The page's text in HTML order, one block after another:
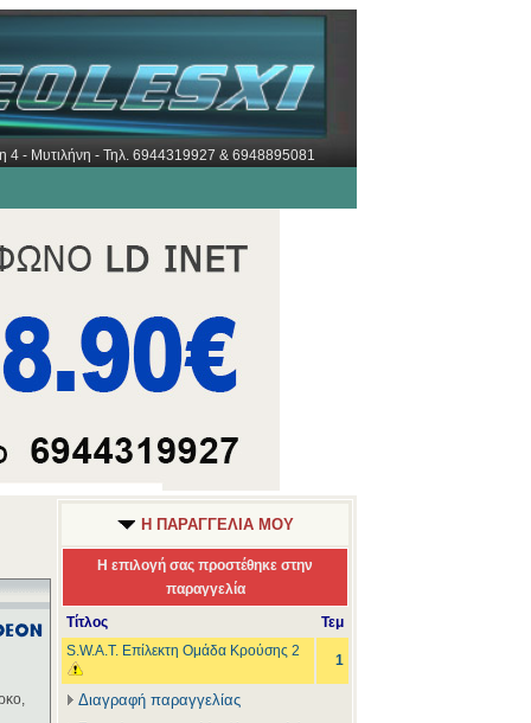
4 - Μυτιλήνη - Τηλ. 6944319927 & 6948895081
Η ΠΑΡΑΓΓΕΛΙΑ ΜΟΥ
Η επιλογή σας προστέθηκε στην
παραγγελία
Τίτλος
Τεμ
S.W.A.T. Επίλεκτη Ομάδα Κρούσης 2
1
Διαγραφή παραγγελίας